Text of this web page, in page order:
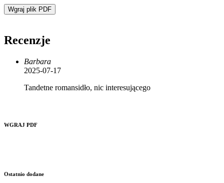
Wgraj plik PDF
Recenzje
Barbara
2025-07-17
Tandetne romansidło, nic interesującego
WGRAJ PDF
Ostatnio dodane